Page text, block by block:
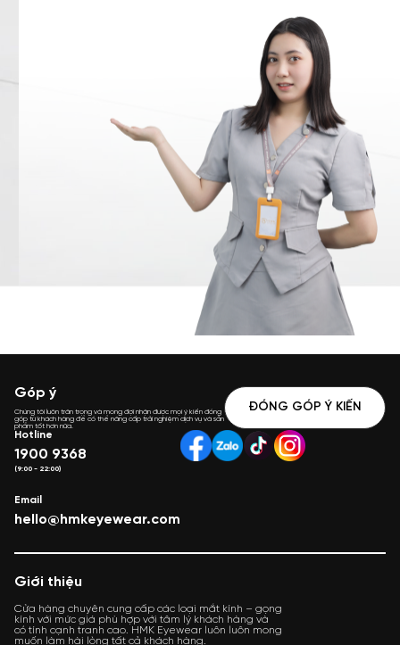
Góp ý
Chúng tôi luôn trân trọng và mong đợi nhận được mọi ý kiến đóng
góp từ khách hàng để có thể nâng cấp trải nghiệm dịch vụ và sản
phẩm tốt hơn nữa.
ĐÓNG GÓP Ý KIẾN
Hotline
1900 9368
(9:00 - 22:00)
Email
hello@hmkeyewear.com
Giới thiệu
Cửa hàng chuyên cung cấp các loại mắt kính – gọng
kính với mức giá phù hợp với tâm lý khách hàng và
có tính cạnh tranh cao. HMK Eyewear luôn luôn mong
muốn làm hài lòng tất cả khách hàng.